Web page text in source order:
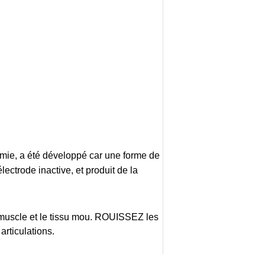
a été développé car une forme de
inactive, et produit de la
et le tissu mou. ROUISSEZ les